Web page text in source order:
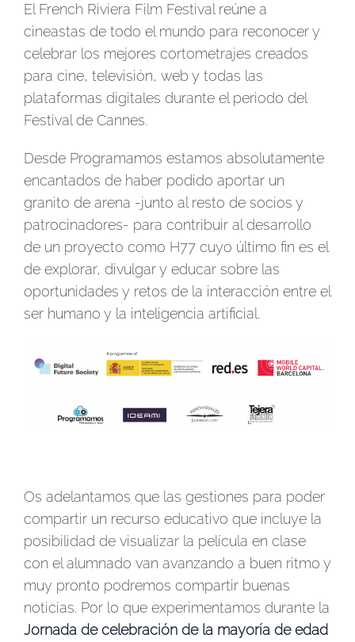
El French Riviera Film Festival reúne a
cineastas de todo el mundo para reconocer y
celebrar los mejores cortometrajes creados
para cine, televisión, web y todas las
plataformas digitales durante el periodo del
Festival de Cannes.
Desde Programamos estamos absolutamente
encantados de haber podido aportar un
granito de arena -junto al resto de socios y
patrocinadores- para contribuir al desarrollo
de un proyecto como H77 cuyo último fin es el
de explorar, divulgar y educar sobre las
oportunidades y retos de la interacción entre el
ser humano y la inteligencia artificial.
Os adelantamos que las gestiones para poder
compartir un recurso educativo que incluye la
posibilidad de visualizar la película en clase
con el alumnado van avanzando a buen ritmo y
muy pronto podremos compartir buenas
noticias. Por lo que experimentamos durante la
Jornada de celebración de la mayoría de edad